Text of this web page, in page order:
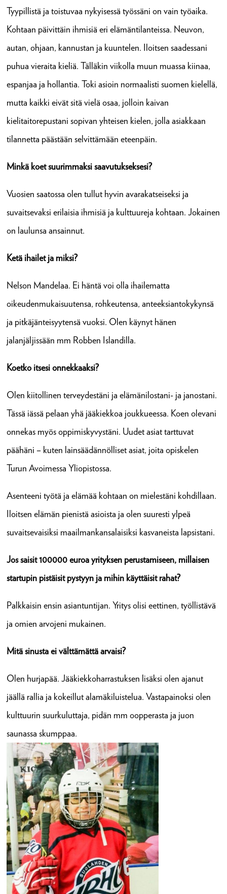
Tyypillistä ja toistuvaa nykyisessä työssäni on vain työaika.
Kohtaan päivittäin ihmisiä eri elämäntilanteissa. Neuvon,
autan, ohjaan, kannustan ja kuuntelen. Iloitsen saadessani
puhua vieraita kieliä. Tälläkin viikolla muun muassa kiinaa,
espanjaa ja hollantia. Toki asioin normaalisti suomen kielellä,
mutta kaikki eivät sitä vielä osaa, jolloin kaivan
kielitaitorepustani sopivan yhteisen kielen, jolla asiakkaan
tilannetta päästään selvittämään eteenpäin.
Minkä koet suurimmaksi saavutukseksesi?
Vuosien saatossa olen tullut hyvin avarakatseiseksi ja
suvaitsevaksi erilaisia ihmisiä ja kulttuureja kohtaan. Jokainen
on laulunsa ansainnut.
Ketä ihailet ja miksi?
Nelson Mandelaa. Ei häntä voi olla ihailematta
oikeudenmukaisuutensa, rohkeutensa, anteeksiantokykynsä
ja pitkäjänteisyytensä vuoksi. Olen käynyt hänen
jalanjäljissään mm Robben Islandilla.
Koetko itsesi onnekkaaksi?
Olen kiitollinen terveydestäni ja elämänilostani- ja janostani.
Tässä iässä pelaan yhä jääkiekkoa joukkueessa. Koen olevani
onnekas myös oppimiskyvystäni. Uudet asiat tarttuvat
päähäni – kuten lainsäädännölliset asiat, joita opiskelen
Turun Avoimessa Yliopistossa.
Asenteeni työtä ja elämää kohtaan on mielestäni kohdillaan.
Iloitsen elämän pienistä asioista ja olen suuresti ylpeä
suvaitsevaisiksi maailmankansalaisiksi kasvaneista lapsistani.
Jos saisit 100000 euroa yrityksen perustamiseen, millaisen
startupin pistäisit pystyyn ja mihin käyttäisit rahat?
Palkkaisin ensin asiantuntijan. Yritys olisi eettinen, työllistävä
ja omien arvojeni mukainen.
Mitä sinusta ei välttämättä arvaisi?
Olen hurjapää. Jääkiekkoharrastuksen lisäksi olen ajanut
jäällä rallia ja kokeillut alamäkiluistelua. Vastapainoksi olen
kulttuurin suurkuluttaja, pidän mm oopperasta ja juon
saunassa skumppaa.